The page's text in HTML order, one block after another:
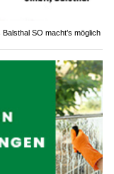
SO macht’s möglich